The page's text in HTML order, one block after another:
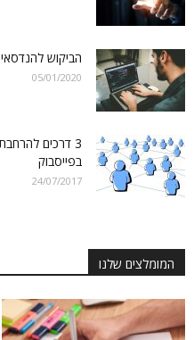
הביקוש להנדסאי
05/01/2020
3 דרכים
בפייסבוק
24/07/2017
המומלצים שלנו